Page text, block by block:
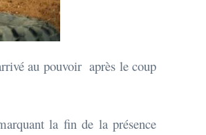
au pouvoir après le coup
la fin de la présence